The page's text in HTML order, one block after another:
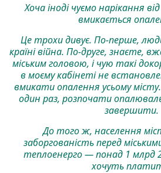
Хоча іноді чуємо нарікання
вмикається
Це трохи дивує. По-перше,
країні війна. По-друге, знаєте,
міським головою, і чую такі
в моєму кабінеті не
вмикати опалення усьому
один раз, розпочати
завершити.
До того ж, населення
заборгованість перед
теплоенерго — понад 1 млрд
хочуть